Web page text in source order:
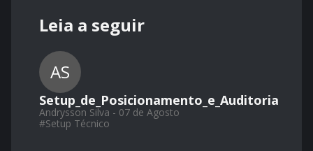
Leia a seguir
AS
Setup_de_Posicionamento_e_Auditoria
Andrysson Silva - 07 de Agosto
#Setup Técnico